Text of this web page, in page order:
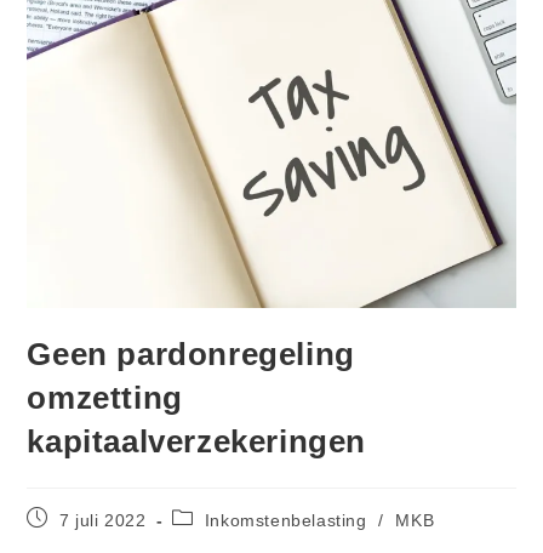
Geen pardonregeling
omzetting
kapitaalverzekeringen
7 juli 2022 Inkomstenbelasting / MKB